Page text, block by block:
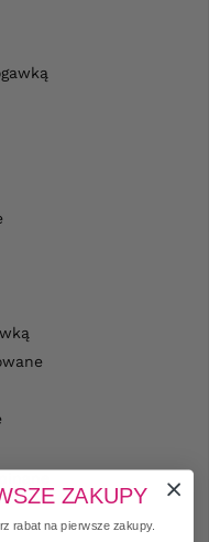
ZAKUPY
rabat na pierwsze zakupy.